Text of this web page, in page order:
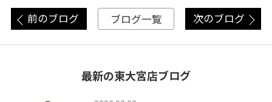
前のブログ ブログ一覧 次のブログ
最新の東大宮店ブログ